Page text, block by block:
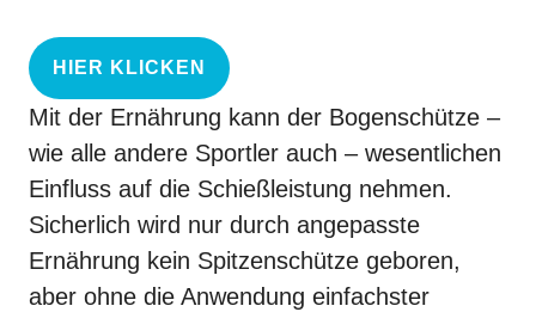
HIER KLICKEN
Mit der Ernährung kann der Bogenschütze –
wie alle andere Sportler auch – wesentlichen
Einfluss auf die Schießleistung nehmen.
Sicherlich wird nur durch angepasste
Ernährung kein Spitzenschütze geboren,
aber ohne die Anwendung einfachster